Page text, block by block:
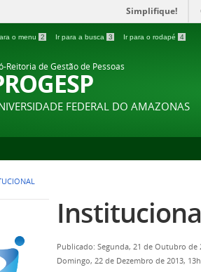
Simplifique!
o menu 2 Ir para a busca 3 Ir para o rodapé 4
Reitoria de Gestão de Pessoas
FEDERAL DO AMAZONAS
Publicado: Segunda, 21 de Outubro de
Domingo, 22 de Dezembro de 2013,